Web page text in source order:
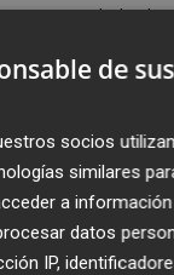
temporalidad
hasta el
estaban
año se
periodo
de sus
socios
similares
a
datos
IP,